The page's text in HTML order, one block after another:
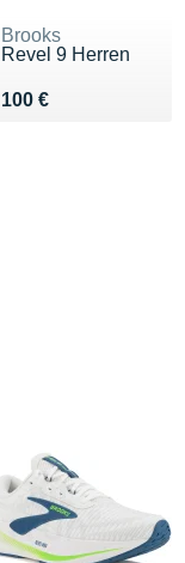
Brooks
Revel 9 Herren
100 €
Vendu 100 €